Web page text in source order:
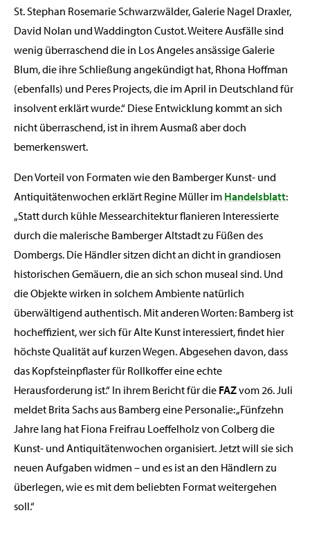
St. Stephan Rosemarie Schwarzwälder, Galerie Nagel Draxler,
David Nolan und Waddington Custot. Weitere Ausfälle sind
wenig überraschend die in Los Angeles ansässige Galerie
Blum, die ihre Schließung angekündigt hat, Rhona Hoffman
(ebenfalls) und Peres Projects, die im April in Deutschland für
insolvent erklärt wurde.“ Diese Entwicklung kommt an sich
nicht überraschend, ist in ihrem Ausmaß aber doch
bemerkenswert.
Den Vorteil von Formaten wie den Bamberger Kunst- und
Antiquitätenwochen erklärt Regine Müller im Handelsblatt:
„Statt durch kühle Messearchitektur flanieren Interessierte
durch die malerische Bamberger Altstadt zu Füßen des
Dombergs. Die Händler sitzen dicht an dicht in grandiosen
historischen Gemäuern, die an sich schon museal sind. Und
die Objekte wirken in solchem Ambiente natürlich
überwältigend authentisch. Mit anderen Worten: Bamberg ist
hocheffizient, wer sich für Alte Kunst interessiert, findet hier
höchste Qualität auf kurzen Wegen. Abgesehen davon, dass
das Kopfsteinpflaster für Rollkoffer eine echte
Herausforderung ist.“ In ihrem Bericht für die FAZvom 26. Juli
meldet Brita Sachs aus Bamberg eine Personalie: „Fünfzehn
Jahre lang hat Fiona Freifrau Loeffelholz von Colberg die
Kunst- und Antiquitätenwochen organisiert. Jetzt will sie sich
neuen Aufgaben widmen – und es ist an den Händlern zu
überlegen, wie es mit dem beliebten Format weitergehen
soll.“